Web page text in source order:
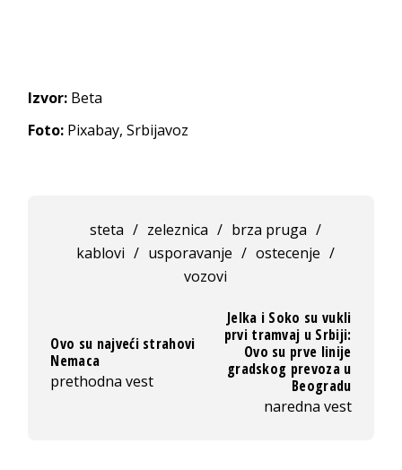
Izvor: Beta
Foto: Pixabay, Srbijavoz
steta / zeleznica / brza pruga /
kablovi / usporavanje / ostecenje /
vozovi
Ovo su najveći strahovi
Nemaca
prethodna vest
Jelka i Soko su vukli
prvi tramvaj u Srbiji:
Ovo su prve linije
gradskog prevoza u
Beogradu
naredna vest